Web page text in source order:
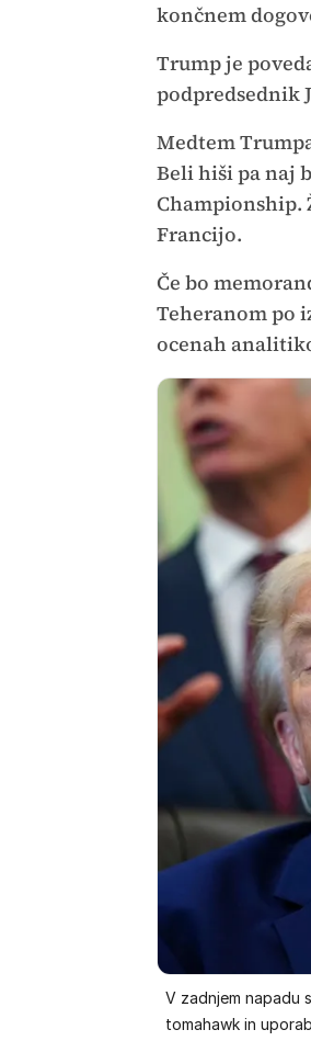
končnem
Trump je
podpredsednik
Medtem
Beli hiši pa naj
Championship.
Francijo.
Če bo
Teheranom po
ocenah
V zadnjem napadu
tomahawk in